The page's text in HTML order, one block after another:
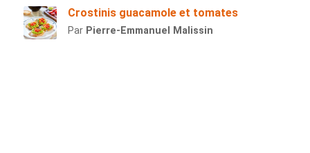
Crostinis guacamole et tomates
Par Pierre-Emmanuel Malissin